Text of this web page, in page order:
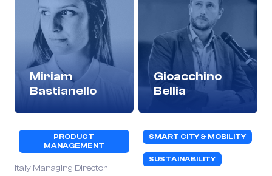
Miriam
Bastianello
PRODUCT
MANAGEMENT
Italy Managing Director
Gioacchino
Bellia
SMART CITY & MOBILITY
SUSTAINABILITY